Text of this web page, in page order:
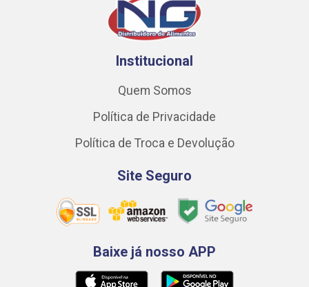
Institucional
Quem Somos
Política de Privacidade
Política de Troca e Devolução
Site Seguro
Baixe já nosso APP